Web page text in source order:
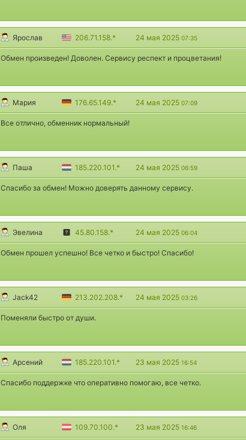
Ярослав 206.71.158.* 24 мая 2025 07:35
Обмен произведен! Доволен. Сервису респект и процветания!
Мария 176.65.149.* 24 мая 2025 07:09
Все отлично, обменник нормальный!
Паша 185.220.101.* 24 мая 2025 06:59
Спасибо за обмен! Можно доверять данному сервису.
Эвелина 45.80.158.* 24 мая 2025 06:04
Обмен прошел успешно! Все четко и быстро! Спасибо!
Jack42 213.202.208.* 24 мая 2025 03:26
Поменяли быстро от души.
Арсений 185.220.101.* 23 мая 2025 16:54
Спасибо поддержке что оперативно помогаю, все четко.
Оля 109.70.100.* 23 мая 2025 16:46